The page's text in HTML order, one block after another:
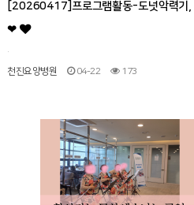
[20260417]프로그램활동-도넛악력기,
❤
천진요양병원 04-22 173